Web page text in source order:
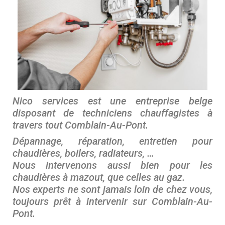
Nico services est une entreprise belge
disposant de techniciens chauffagistes à
travers tout Comblain-Au-Pont.
Dépannage, réparation, entretien pour
chaudières, boilers, radiateurs, …
Nous intervenons aussi bien pour les
chaudières à mazout, que celles au gaz.
Nos experts ne sont jamais loin de chez vous,
toujours prêt à intervenir sur Comblain-Au-
Pont.